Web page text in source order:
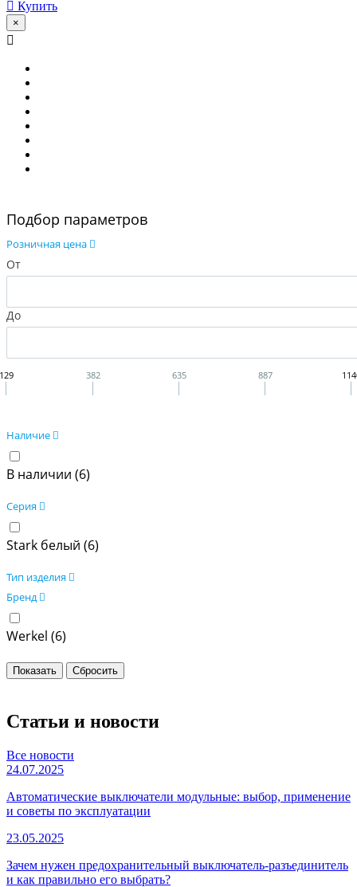
Купить
×
Подбор параметров
Розничная цена
От
До
382 635 887
Наличие
В наличии (6)
Серия
Stark белый (6)
Тип изделия
Бренд
Werkel (6)
Статьи и новости
Все новости
24.07.2025
Автоматические выключатели модульные: выбор, применение
и советы по эксплуатации
23.05.2025
Зачем нужен предохранительный выключатель-разъединитель
и как правильно его выбрать?